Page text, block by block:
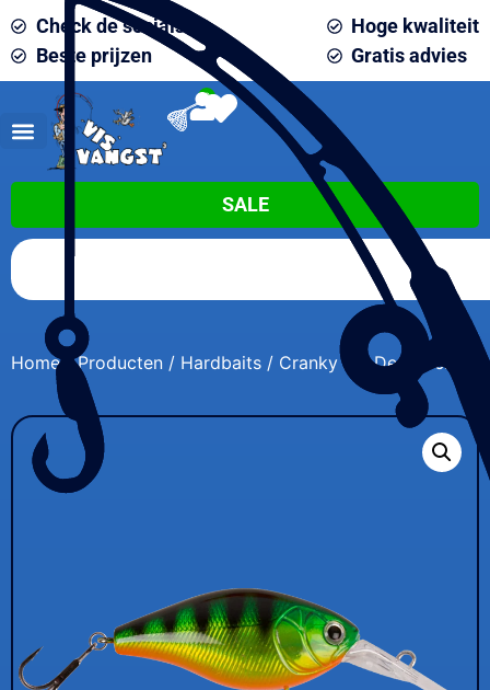
Check de socials
Beste prijzen
Hoge kwaliteit
Gratis advies
0
SALE
Home/Producten / Hardbaits / Cranky X – Deep 6cm